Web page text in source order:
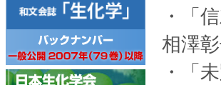
・「
相澤彰
・「